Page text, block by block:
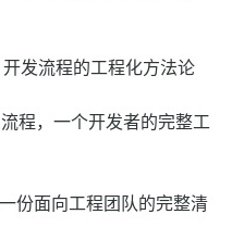
发流程的工程化方法论
程，一个开发者的完整工
份面向工程团队的完整清